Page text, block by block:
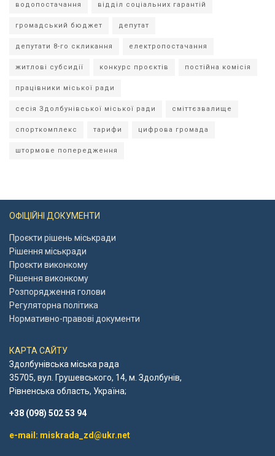
водопостачання відділ соціальних гарантій
громадський бюджет депутат
депутати 8-го скликання електропостачання
житлові субсидії конкурс проєктів постійна комісія
працівники міської ради
сесія Здолбунівської міської ради сміттєзвалище
спорткомплекс тарифи цифрова громада
штормове попередження
ОФІЦІЙНІ ДОКУМЕНТИ
Проєкти рішень міськради
Рішення міськради
Проєкти виконкому
Рішення виконкому
Розпорядження голови
Регуляторна політика
Нормативно-правові документи
КАРТА САЙТУ
Здолбунівська міська рада
35705, вул. Грушевського, 14, м. Здолбунів,
Рівненська область, Україна;
+38 (098) 502 53 94
e-mail: miskrada_zd@ukr.net